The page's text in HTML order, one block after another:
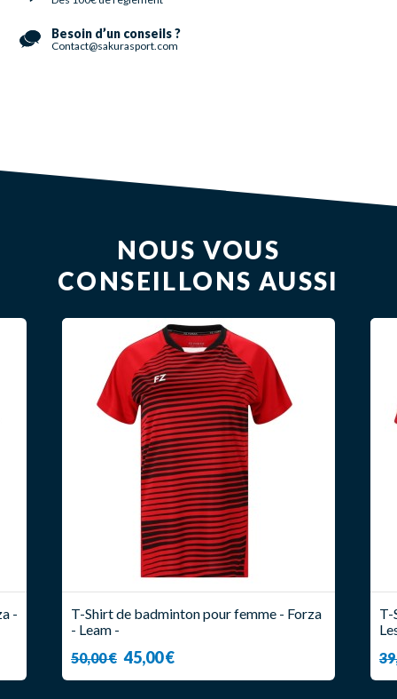
Besoin d’un conseils ?
Contact@sakurasport.com
NOUS VOUS
CONSEILLONS AUSSI
-
T-Shirt de badminton pour femme - Forza
- Leam -
50,00 € 45,00 €
T-